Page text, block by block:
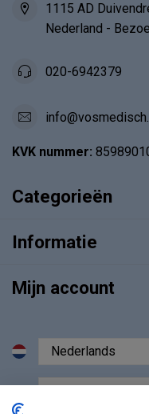
1115 AD
Nederland -
020-6942379
KVK nummer:
Categorieën
Informatie
Mijn account